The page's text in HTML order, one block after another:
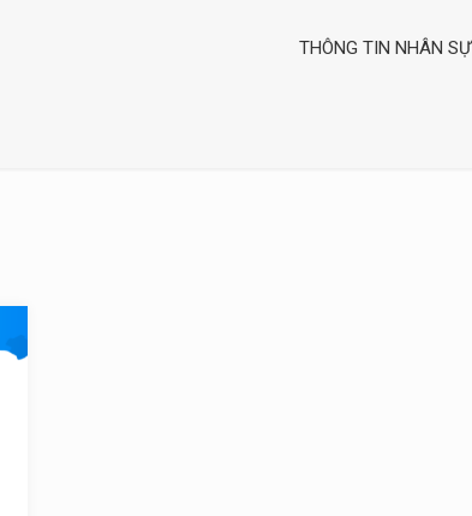
THÔNG TIN NHÂN SỰ